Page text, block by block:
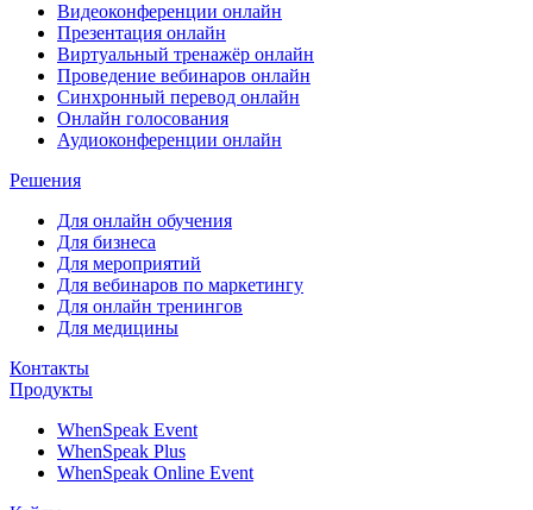
Видеоконференции онлайн
Презентация онлайн
Виртуальный тренажёр онлайн
Проведение вебинаров онлайн
Синхронный перевод онлайн
Онлайн голосования
Аудиоконференции онлайн
Решения
Для онлайн обучения
Для бизнеса
Для мероприятий
Для вебинаров по маркетингу
Для онлайн тренингов
Для медицины
Контакты
Продукты
WhenSpeak Event
WhenSpeak Plus
WhenSpeak Online Event